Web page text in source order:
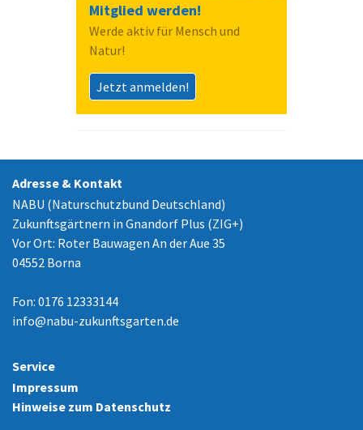
Mitglied werden!
Werde aktiv für Mensch und
Natur!
Jetzt anmelden!
Adresse & Kontakt
NABU (Naturschutzbund Deutschland)
Zukunftsgärtnern in Gnandorf Plus (ZIG+)
Vor Ort: Roter Bauwagen An der Aue 35
04552 Borna
Fon: 0176 12333144
info@nabu-zukunftsgarten.de
Service
Impressum
Hinweise zum Datenschutz